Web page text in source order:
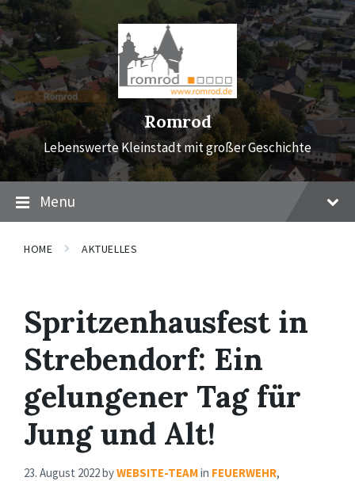
Skip
to
content
Skip
to
main
navigation
Skip
to
footer
Romrod
Lebenswerte Kleinstadt mit großer Geschichte
Menu
HOME AKTUELLES
Spritzenhausfest in
Strebendorf: Ein
gelungener Tag für
Jung und Alt!
23. August 2022byWEBSITE-TEAMin FEUERWEHR,